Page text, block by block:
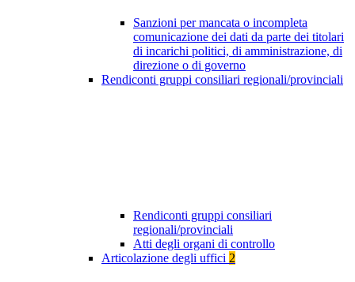
Sanzioni per mancata o incompleta
comunicazione dei dati da parte dei titolari
di incarichi politici, di amministrazione, di
direzione o di governo
Rendiconti gruppi consiliari regionali/provinciali
Rendiconti gruppi consiliari
regionali/provinciali
Atti degli organi di controllo
Articolazione degli uffici 2